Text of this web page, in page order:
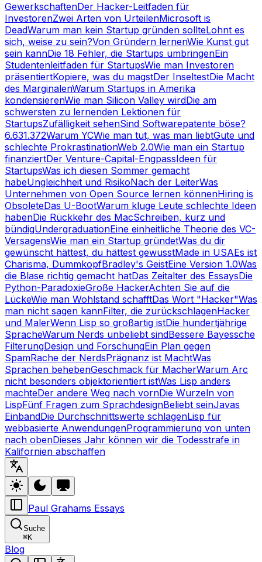
GewerkschaftenDer Hacker-Leitfaden für
InvestorenZwei Arten von UrteilenMicrosoft is
DeadWarum man kein Startup gründen sollteLohnt es
sich, weise zu sein?Von Gründern lernenWie Kunst gut
sein kannDie 18 Fehler, die Startups umbringenEin
Studentenleitfaden für StartupsWie man Investoren
präsentiertKopiere, was du magstDer InseltestDie Macht
des MarginalenWarum Startups in Amerika
kondensierenWie man Silicon Valley wirdDie am
schwersten zu lernenden Lektionen für
StartupsZufälligkeit sehenSind Softwarepatente böse?
6.631.372Warum YCWie man tut, was man liebtGute und
schlechte ProkrastinationWeb 2.0Wie man ein Startup
finanziertDer Venture-Capital-EngpassIdeen für
StartupsWas ich diesen Sommer gemacht
habeUngleichheit und RisikoNach der LeiterWas
Unternehmen von Open Source lernen könnenHiring is
ObsoleteDas U-BootWarum kluge Leute schlechte Ideen
habenDie Rückkehr des MacSchreiben, kurz und
bündigUndergraduationEine einheitliche Theorie des VC-
VersagensWie man ein Startup gründetWas du dir
gewünscht hättest, du hättest gewusstMade in USAEs ist
Charisma, DummkopfBradley's GeistEine Version 1.0Was
die Blase richtig gemacht hatDas Zeitalter des EssaysDie
Python-ParadoxieGroße HackerAchten Sie auf die
LückeWie man Wohlstand schafftDas Wort "Hacker"Was
man nicht sagen kannFilter, die zurückschlagenHacker
und MalerWenn Lisp so großartig istDie hundertjährige
SpracheWarum Nerds unbeliebt sindBessere Bayessche
FilterungDesign und ForschungEin Plan gegen
SpamRache der NerdsPrägnanz ist MachtWas
Sprachen behebenGeschmack für MacherWarum Arc
nicht besonders objektorientiert istWas Lisp anders
machteDer andere Weg nach vornDie Wurzeln von
LispFünf Fragen zum SprachdesignBeliebt seinJavas
EinbandDie Durchschnittswerte schlagenLisp für
webbasierte AnwendungenProgrammierung von unten
nach obenDieses Jahr können wir die Todesstrafe in
Kalifornien abschaffen
Paul Grahams Essays
Suche
⌘K
Blog